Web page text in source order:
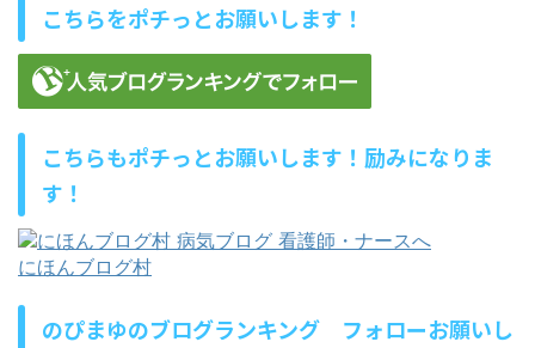
こちらをポチっとお願いします！
こちらもポチっとお願いします！励みになりま
す！
にほんブログ村
のぴまゆのブログランキング フォローお願いし